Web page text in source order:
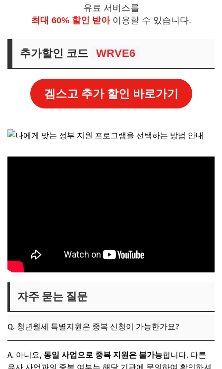
유료 서비스를
최대 60% 할인 받아이용할 수 있습니다.
추가할인 코드 WRVE6
겜스고 추가 할인 바로가기
자주 묻는 질문
Q. 청년월세 특별지원은 중복 신청이 가능한가요?
A. 아니요, 동일 사업으로 중복 지원은 불가능합니다. 다른